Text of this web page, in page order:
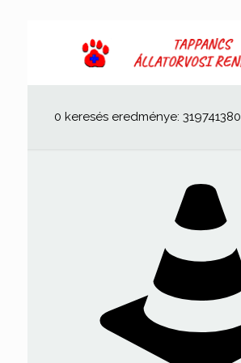
0 keresés eredménye: 319741380